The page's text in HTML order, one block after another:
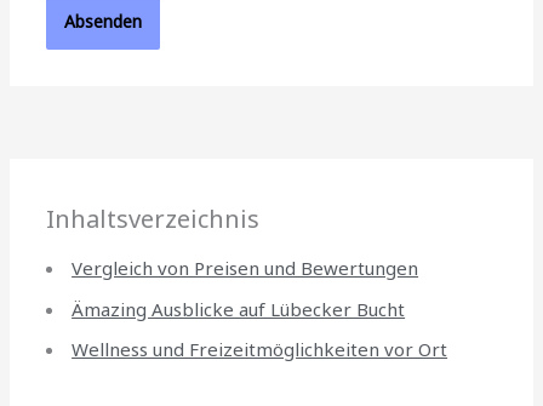
Inhaltsverzeichnis
Vergleich von Preisen und Bewertungen
Ämazing Ausblicke auf Lübecker Bucht
Wellness und Freizeitmöglichkeiten vor Ort